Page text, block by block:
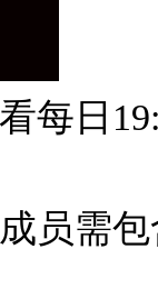
每日
员需